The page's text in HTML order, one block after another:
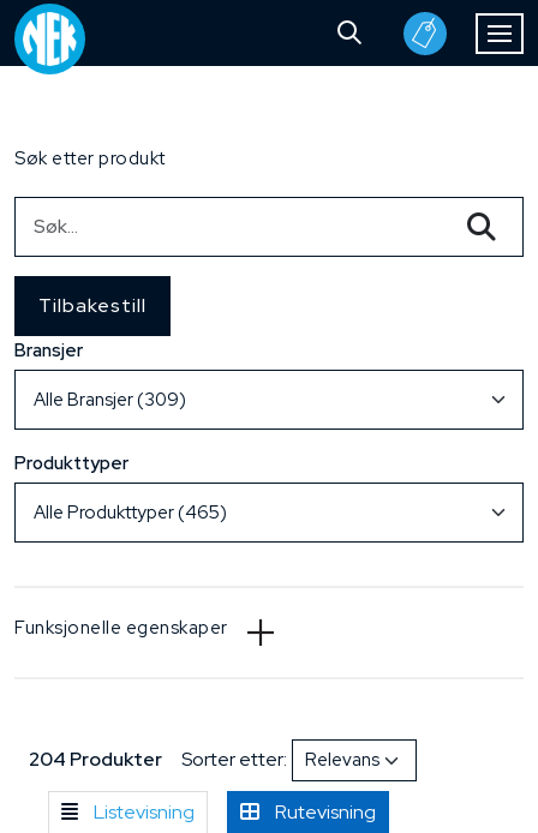
Søk etter produkt
Tilbakestill
Bransjer
Produkttyper
Funksjonelle egenskaper
204 Produkter Sorter etter:
Listevisning Rutevisning